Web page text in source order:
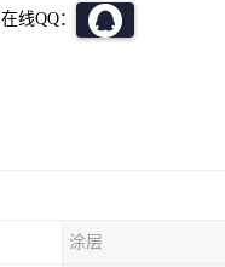
在线QQ：
涂层